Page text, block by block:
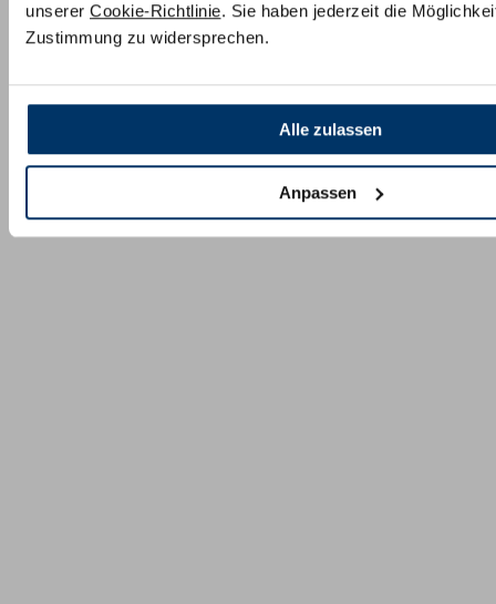
unserer Cookie-Richtlinie. Sie haben jederzeit die
Zustimmung zu widersprechen.
Alle zulassen
Anpassen